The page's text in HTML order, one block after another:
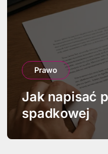
Prawo
Jak napisać
spadkowej